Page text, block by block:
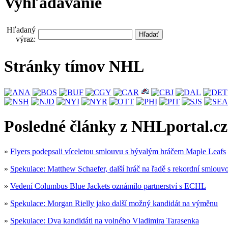
Hľadaný
výraz:
Stránky tímov NHL
Posledné články z NHLportal.cz
» Flyers podepsali víceletou smlouvu s bývalým hráčem Maple Leafs
» Spekulace: Matthew Schaefer, další hráč na řadě s rekordní
» Vedení Columbus Blue Jackets oznámilo partnerství s ECHL
» Spekulace: Morgan Rielly jako další možný kandidát na výměnu
» Spekulace: Dva kandidáti na volného Vladimira Tarasenka